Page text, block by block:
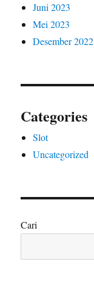
Juni 2023
Mei 2023
Desember 2022
Categories
Slot
Uncategorized
Cari